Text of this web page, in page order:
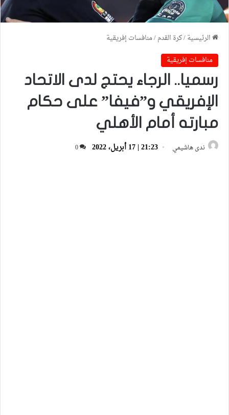
الرئيسية/كرة القدم/منافسات إفريقية
منافسات إفريقية
رسميا.. الرجاء يحتج لدى الاتحاد
الإفريقي و”فيفا” على حكام
مبارته أمام الأهلي
ندى هاشيمي 21:23 | 17 أبريل، 2022 0